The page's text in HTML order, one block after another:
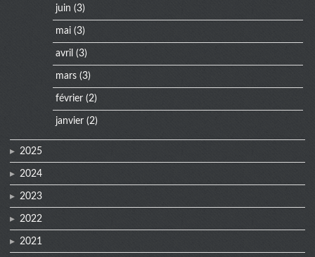
juin (3)
mai(3)
avril (3)
mars(3)
février(2)
janvier(2)
2025
2024
2023
2022
2021